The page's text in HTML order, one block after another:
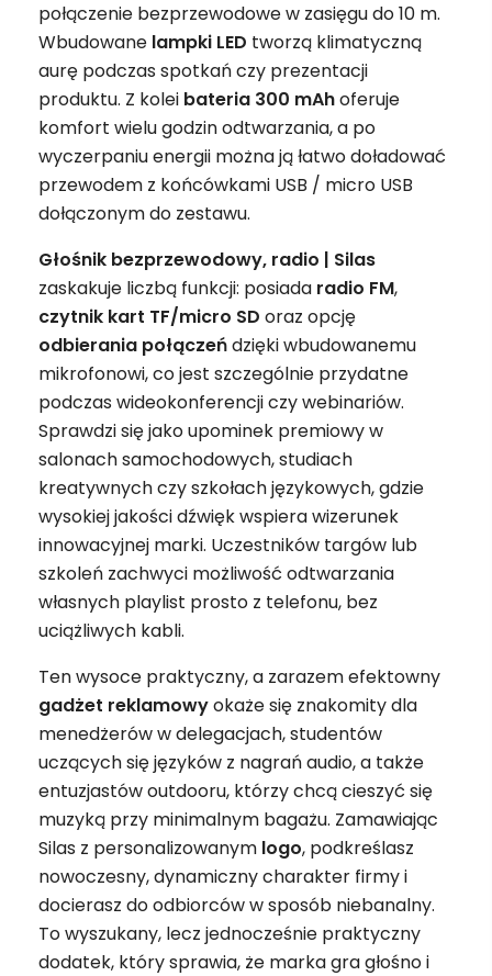
połączenie bezprzewodowe w zasięgu do 10 m.
Wbudowane lampki LED tworzą klimatyczną
aurę podczas spotkań czy prezentacji
produktu. Z kolei bateria 300 mAhoferuje
komfort wielu godzin odtwarzania, a po
wyczerpaniu energii można ją łatwo doładować
przewodem z końcówkami USB / micro USB
dołączonym do zestawu.
Głośnik bezprzewodowy, radio | Silas
zaskakuje liczbą funkcji: posiada radio FM,
czytnik kart TF/micro SD oraz opcję
odbierania połączeńdzięki wbudowanemu
mikrofonowi, co jest szczególnie przydatne
podczas wideokonferencji czy webinariów.
Sprawdzi się jako upominek premiowy w
salonach samochodowych, studiach
kreatywnych czy szkołach językowych, gdzie
wysokiej jakości dźwięk wspiera wizerunek
innowacyjnej marki. Uczestników targów lub
szkoleń zachwyci możliwość odtwarzania
własnych playlist prosto z telefonu, bez
uciążliwych kabli.
Ten wysoce praktyczny, a zarazem efektowny
gadżet reklamowyokaże się znakomity dla
menedżerów w delegacjach, studentów
uczących się języków z nagrań audio, a także
entuzjastów outdooru, którzy chcą cieszyć się
muzyką przy minimalnym bagażu. Zamawiając
Silas z personalizowanym logo, podkreślasz
nowoczesny, dynamiczny charakter firmy i
docierasz do odbiorców w sposób niebanalny.
To wyszukany, lecz jednocześnie praktyczny
dodatek, który sprawia, że marka gra głośno i